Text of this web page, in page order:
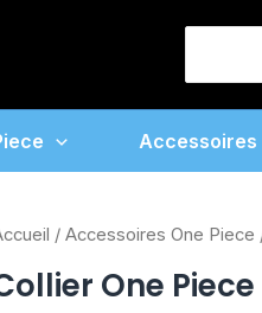
Accessoires
/ Accessoires One Piece
One